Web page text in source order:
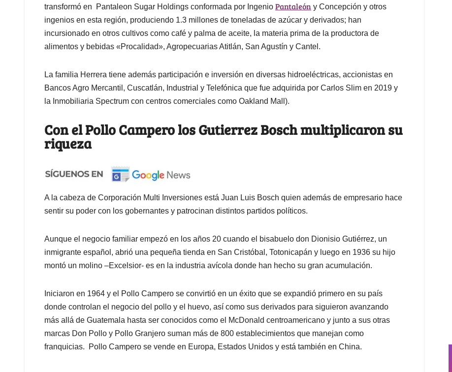
transformó en Pantaleon Sugar Holdings conformada por Ingenio Pantaleón y Concepción y otros
ingenios en esta región, produciendo 1.3 millones de toneladas de azúcar y derivados; han
incursionado en otros cultivos como café y palma de aceite, la materia prima de la productora de
alimentos y bebidas «Procalidad», Agropecuarias Atitlán, San Agustín y Cantel.
La familia Herrera tiene además participación e inversión en diversas hidroeléctricas, accionistas en
Bancos Agro Mercantil, Cuscatlán, Industrial y Telefónica que fue adquirida por Carlos Slim en 2019 y
la Inmobiliaria Spectrum con centros comerciales como Oakland Mall).
Con el Pollo Campero los Gutierrez Bosch multiplicaron su
riqueza
A la cabeza de Corporación Multi Inversiones está Juan Luis Bosch quien además de empresario hace
sentir su poder con los gobernantes y patrocinan distintos partidos políticos.
Aunque el negocio familiar empezó en los años 20 cuando el bisabuelo don Dionisio Gutiérrez, un
inmigrante español, abrió una pequeña tienda en San Cristóbal, Totonicapán y luego en 1936 su hijo
montó un molino –Excelsior- es en la industria avícola donde han hecho su gran acumulación.
Iniciaron en 1964 y el Pollo Campero se convirtió en un éxito que se expandió primero en su país
donde controlan el negocio del pollo y el huevo, así como sus derivados para siguieron avanzando
más allá de Guatemala hasta ser conocidos como el McDonald centroamericano y junto a sus otras
marcas Don Pollo y Pollo Granjero suman más de 800 establecimientos que manejan como
franquicias. Pollo Campero se vende en Europa, Estados Unidos y está también en China.